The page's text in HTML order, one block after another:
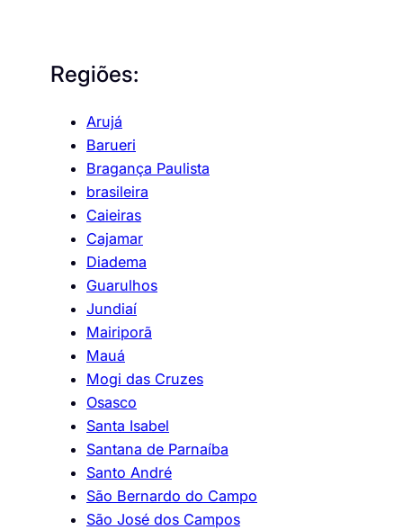
Regiões:
Arujá
Barueri
Bragança Paulista
brasileira
Caieiras
Cajamar
Diadema
Guarulhos
Jundiaí
Mairiporã
Mauá
Mogi das Cruzes
Osasco
Santa Isabel
Santana de Parnaíba
Santo André
São Bernardo do Campo
São José dos Campos